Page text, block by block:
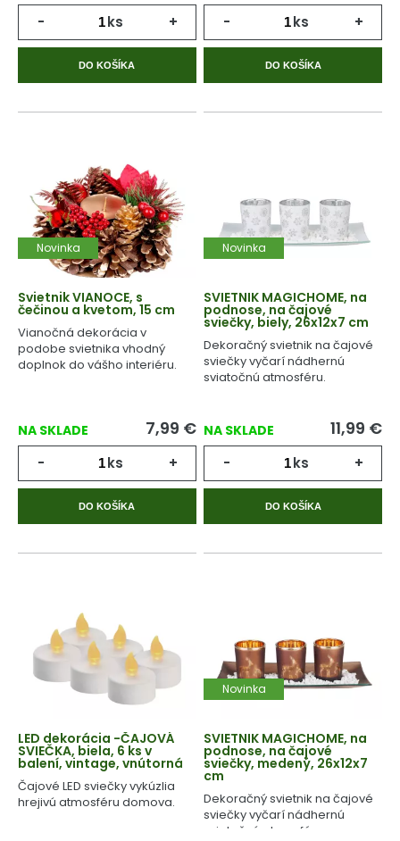
- ks +
DO KOŠÍKA
- ks +
DO KOŠÍKA
Novinka
Svietnik VIANOCE, s
čečinou a kvetom, 15 cm
Vianočná dekorácia v
podobe svietnika vhodný
doplnok do vášho interiéru.
NA SKLADE 7,99 €
- ks +
DO KOŠÍKA
Novinka
SVIETNIK MAGICHOME, na
podnose, na čajové
sviečky, biely, 26x12x7 cm
Dekoračný svietnik na čajové
sviečky vyčarí nádhernú
sviatočnú atmosféru.
NA SKLADE 11,99 €
- ks +
DO KOŠÍKA
LED dekorácia -ČAJOVÁ
SVIEČKA, biela, 6 ks v
balení, vintage, vnútorná
Čajové LED sviečky vykúzlia
hrejivú atmosféru domova.
Novinka
SVIETNIK MAGICHOME, na
podnose, na čajové
sviečky, medený, 26x12x7
cm
Dekoračný svietnik na čajové
sviečky vyčarí nádhernú
sviatočnú atmosféru.